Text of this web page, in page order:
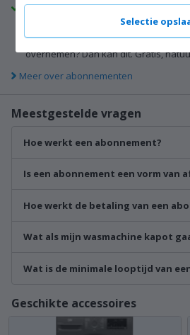
Selectie
Flexibel
Na 1 jaar kun je het abonnement
opzeggen. Wil iemand anders het
overnemen? Dan kan dit. Gratis,
Meer over abonnementen
Meestgestelde vragen
Hoe werkt een abonnement?
Is een abonnement een vorm van
Hoe werkt de betaling van een
Wat als mijn wasmachine kapot
Wat is de minimale looptijd van
Geschikte accessoires